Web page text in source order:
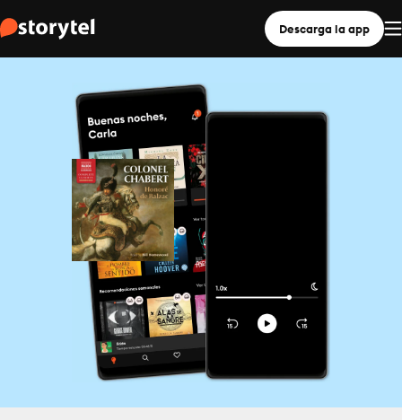
Descarga la app